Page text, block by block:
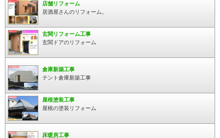
店舗リフォーム
居酒屋さんのリフォーム。
玄関リフォーム工事
玄関ドアのリフォーム
倉庫新築工事
テント倉庫新築工事
屋根塗装工事
屋根の塗装リフォーム
床暖房工事